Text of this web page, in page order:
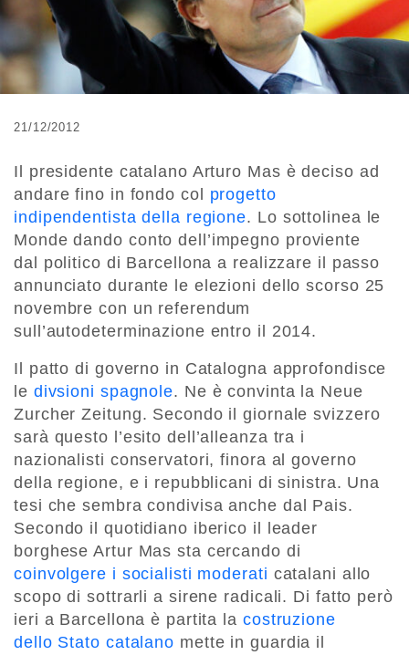
21/12/2012
Il presidente catalano Arturo Mas è deciso ad
andare fino in fondo col progetto
indipendentista della regione. Lo sottolinea le
Monde dando conto dell’impegno proviente
dal politico di Barcellona a realizzare il passo
annunciato durante le elezioni dello scorso 25
novembre con un referendum
sull’autodeterminazione entro il 2014.
Il patto di governo in Catalogna approfondisce
le divsioni spagnole. Ne è convinta la Neue
Zurcher Zeitung. Secondo il giornale svizzero
sarà questo l’esito dell’alleanza tra i
nazionalisti conservatori, finora al governo
della regione, e i repubblicani di sinistra. Una
tesi che sembra condivisa anche dal Pais.
Secondo il quotidiano iberico il leader
borghese Artur Mas sta cercando di
coinvolgere i socialisti moderati catalani allo
scopo di sottrarli a sirene radicali. Di fatto però
ieri a Barcellona è partita la costruzione
dello Stato catalano mette in guardia il